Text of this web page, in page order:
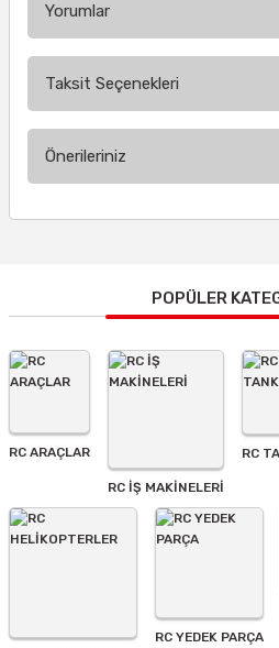
Yorumlar
Taksit Seçenekleri
Önerileriniz
Görüş ve önerileriniz için teşekkür
Ürün resmi kalitesiz, bozuk veya
Ürün açıklamasında eksik bilgiler
Ürün fiyatı diğer sitelerden daha
Bu ürüne benzer farklı
Gönder
POPÜLER
RC ARAÇLAR
RC İŞ MAKİNELERİ
RC
RC YEDEK PARÇA